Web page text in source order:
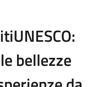
bellezze